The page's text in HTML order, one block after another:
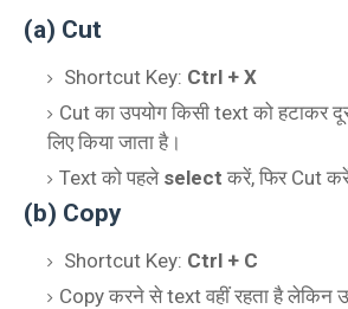
(a) Cut
Shortcut Key: Ctrl + X
Cut का उपयोग किसी text को हटाकर
लिए किया जाता है।
Text को पहले select करें, फिर Cut
(b) Copy
Shortcut Key: Ctrl + C
Copy करने से text वहीं रहता है लेकिन